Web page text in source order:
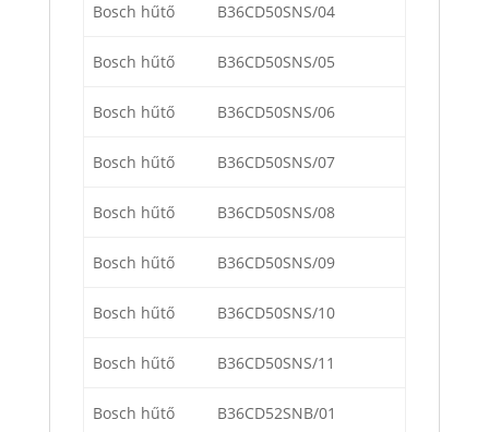
Bosch hűtő B36CD50SNS/04
Bosch hűtő B36CD50SNS/05
Bosch hűtő B36CD50SNS/06
Bosch hűtő B36CD50SNS/07
Bosch hűtő B36CD50SNS/08
Bosch hűtő B36CD50SNS/09
Bosch hűtő B36CD50SNS/10
Bosch hűtő B36CD50SNS/11
Bosch hűtő B36CD52SNB/01